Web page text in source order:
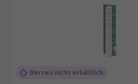
Derzeit nicht erhältlich